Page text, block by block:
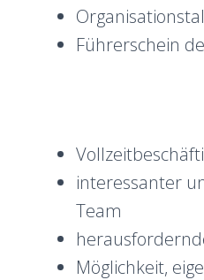
Führerschein
interessanter
Team
Möglichkeit,